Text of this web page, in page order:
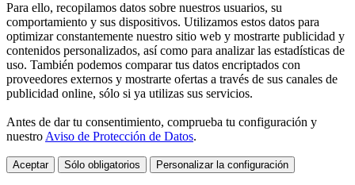
Para ello, recopilamos datos sobre nuestros usuarios, su
comportamiento y sus dispositivos. Utilizamos estos datos para
optimizar constantemente nuestro sitio web y mostrarte publicidad y
contenidos personalizados, así como para analizar las estadísticas de
uso. También podemos comparar tus datos encriptados con
proveedores externos y mostrarte ofertas a través de sus canales de
publicidad online, sólo si ya utilizas sus servicios.
Antes de dar tu consentimiento, comprueba tu configuración y
nuestroAviso de Protección de Datos.
Aceptar Sólo obligatorios Personalizar la configuración